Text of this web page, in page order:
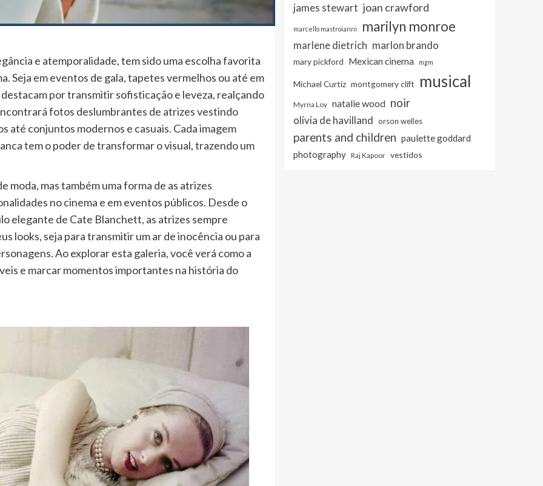
e atemporalidade, tem sido uma escolha favorita
Seja em eventos de gala, tapetes vermelhos ou até em
por transmitir sofisticação e leveza, realçando
fotos deslumbrantes de atrizes vestindo
até conjuntos modernos e casuais. Cada imagem
tem o poder de transformar o visual, trazendo um
moda, mas também uma forma de as atrizes
no cinema e em eventos públicos. Desde o
elegante de Cate Blanchett, as atrizes sempre
looks, seja para transmitir um ar de inocência ou para
Ao explorar esta galeria, você verá como a
e marcar momentos importantes na história do
james stewart joan crawford
marcello mastroianni marilyn monroe
marlene dietrich marlon brando
mary pickford Mexican cinema mgm
Michael Curtiz montgomery clift musical
Myrna Loy natalie wood noir
olivia de havilland orson welles
parents and children paulette goddard
photography Raj Kapoor vestidos